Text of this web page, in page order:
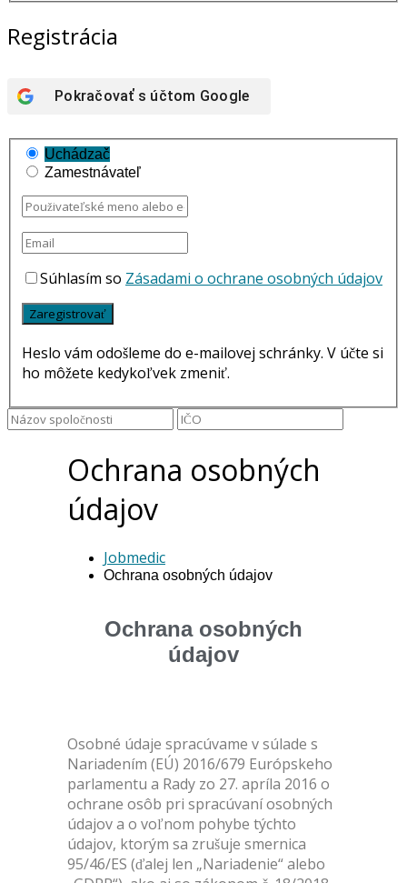
Registrácia
Pokračovať s účtom Google
Uchádzač
Zamestnávateľ
Súhlasím so Zásadami o ochrane osobných údajov
Heslo vám odošleme do e-mailovej schránky. V účte si
ho môžete kedykoľvek zmeniť.
Ochrana osobných
údajov
Jobmedic
Ochrana osobných údajov
Ochrana osobných
údajov
Osobné údaje spracúvame v súlade s
Nariadením (EÚ) 2016/679 Európskeho
parlamentu a Rady zo 27. apríla 2016 o
ochrane osôb pri spracúvaní osobných
údajov a o voľnom pohybe týchto
údajov, ktorým sa zrušuje smernica
95/46/ES (ďalej len „Nariadenie“ alebo